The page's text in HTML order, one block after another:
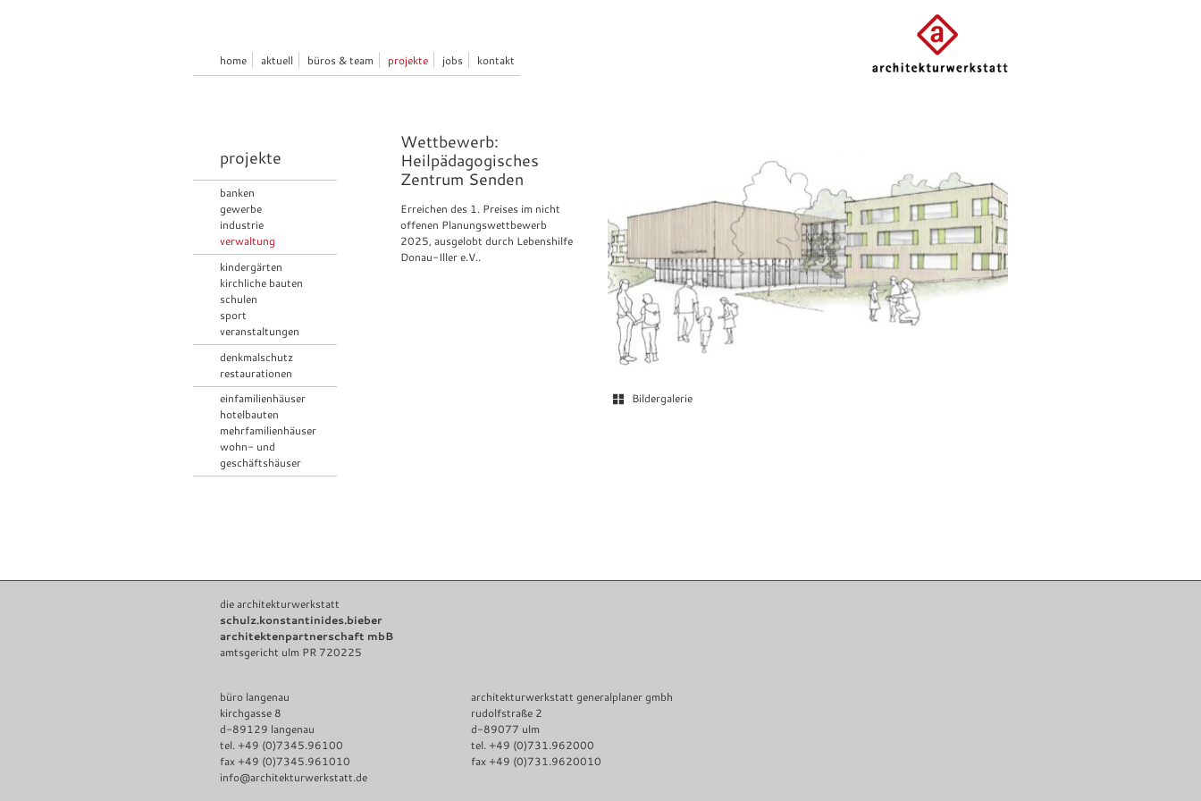
home aktuell büros & team projekte jobs kontakt
projekte
banken
gewerbe
industrie
verwaltung
kindergärten
kirchliche bauten
schulen
sport
veranstaltungen
denkmalschutz
restaurationen
einfamilienhäuser
hotelbauten
mehrfamilienhäuser
wohn- und
geschäftshäuser
Wettbewerb:
Heilpädagogisches
Zentrum Senden
Bildergalerie
Erreichen des 1. Preises im nicht
offenen Planungswettbewerb
2025, ausgelobt durch Lebenshilfe
Donau-Iller e.V..
die architekturwerkstatt
schulz.konstantinides.bieber
architektenpartnerschaft mbB
amtsgericht ulm PR 720225
büro langenau
kirchgasse 8
d-89129 langenau
tel. +49 (0)7345.96100
fax +49 (0)7345.961010
info@architekturwerkstatt.de
architekturwerkstatt generalplaner gmbh
rudolfstraße 2
d-89077 ulm
tel. +49 (0)731.962000
fax +49 (0)731.9620010